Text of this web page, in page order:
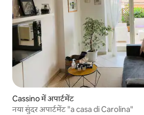
Cassino में अपार्टमेंट
नया सुंदर अपार्टमेंट "a casa di Carolina"